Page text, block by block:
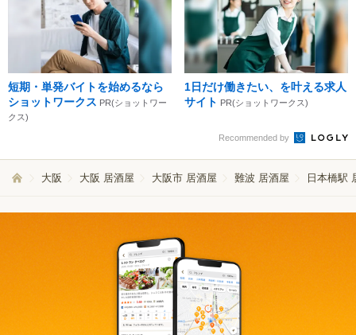
短期・単発バイトを始めるなら
ショットワークス PR(ショットワー
クス)
1日だけ働きたい、を叶える求人
サイト PR(ショットワークス)
Recommended by
大阪 大阪 居酒屋 大阪市 居酒屋 難波 居酒屋 日本橋駅